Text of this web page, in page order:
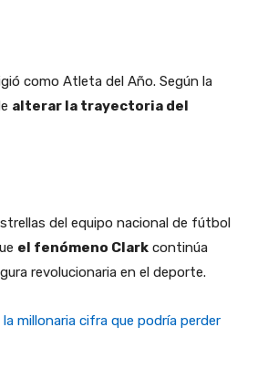
como Atleta del Año. Según la
alterar la trayectoria del
del equipo nacional de fútbol
el fenómeno Clark continúa
revolucionaria en el deporte.
millonaria cifra que podría perder